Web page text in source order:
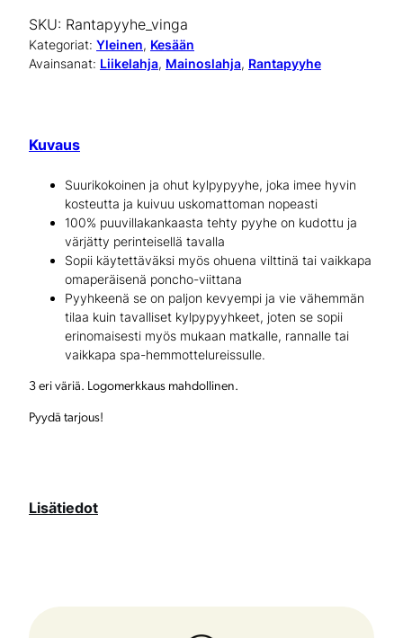
t
y
ä
SKU: Rantapyyhe_vinga
Kategoriat: Yleinen, Kesään
Avainsanat: Liikelahja, Mainoslahja, Rantapyyhe
Kuvaus
Suurikokoinen ja ohut kylpypyyhe, joka imee hyvin
kosteutta ja kuivuu uskomattoman nopeasti
100% puuvillakankaasta tehty pyyhe on kudottu ja
värjätty perinteisellä tavalla
Sopii käytettäväksi myös ohuena vilttinä tai vaikkapa
omaperäisenä poncho-viittana
Pyyhkeenä se on paljon kevyempi ja vie vähemmän
tilaa kuin tavalliset kylpypyyhkeet, joten se sopii
erinomaisesti myös mukaan matkalle, rannalle tai
vaikkapa spa-hemmottelureissulle.
3 eri väriä. Logomerkkaus mahdollinen.
Pyydä tarjous!
Lisätiedot